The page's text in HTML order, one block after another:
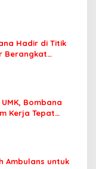
Hadir di Titik
Berangkat
Bombana
Kerja Tepat
Ambulans untuk